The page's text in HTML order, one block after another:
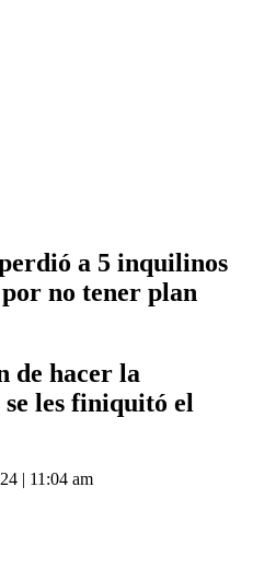
a 5 inquilinos
no tener plan
de hacer la
les finiquitó el
| 11:04 am